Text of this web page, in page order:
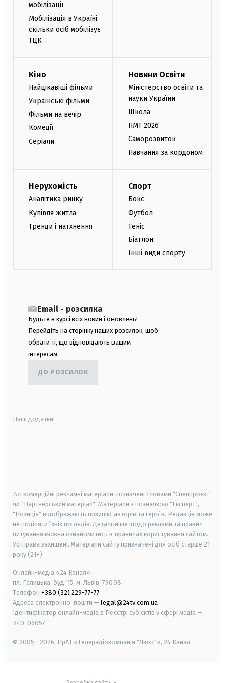
мобілізації
Мобілізація в Україні:
скільки осіб мобілізує
ТЦК
Кіно
Найцікавіші фільми
Українські фільми
Фільми на вечір
Комедії
Серіали
Новини Освіти
Міністерство освіти та
науки України
Школа
НМТ 2026
Саморозвиток
Навчання за кордоном
Нерухомість
Аналітика ринку
Купівля житла
Тренди і натхнення
Спорт
Бокс
Футбол
Теніс
Біатлон
Інші види спорту
Email - розсилка
Будьте в курсі всіх новин і оновлень!
Перейдіть на сторінку наших розсилок, щоб
обрати ті, що відповідають вашим
інтересам.
ДО РОЗСИЛОК
Наші додатки:
Всі комерційні рекламні матеріали позначені словами "Спецпроєкт"
чи "Партнерський матеріал". Матеріали з позначкою "Експерт",
"Позиція" відображають позицію авторів та героїв. Редакція може
не поділяти їхніх поглядів. Детальніше щодо реклами та правил
цитування можна ознайомитись в правилах користування сайтом.
Усі права захищені. Матеріали сайту призначені для осіб старше 21
року (21+)
Онлайн-медіа «24 Канал»
пл. Галицька, буд. 15, м. Львів, 79008
Телефон +380 (32) 229-77-77
Адреса електронної пошти — legal@24tv.com.ua
Ідентифікатор онлайн-медіа в Реєстрі суб'єктів у сфері медіа —
R40-06057
© 2005—2026, ПрАТ «Телерадіокомпанія "Люкс"», 24 Канал.